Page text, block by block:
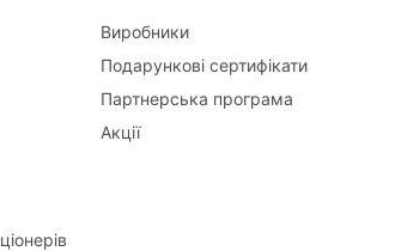
Виробники
Подарункові сертифікати
Партнерська програма
Акції